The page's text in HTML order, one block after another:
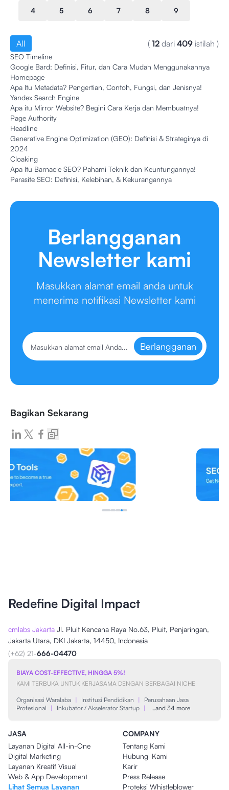
4 5 6 7 8 9
All ( 12 dari 409 istilah )
SEO Timeline
Google Bard: Definisi, Fitur, dan Cara Mudah Menggunakannya
Homepage
Apa Itu Metadata? Pengertian, Contoh, Fungsi, dan Jenisnya!
Yandex Search Engine
Apa itu Mirror Website? Begini Cara Kerja dan Membuatnya!
Page Authority
Headline
Generative Engine Optimization (GEO): Definisi & Strateginya di
2024
Cloaking
Apa Itu Barnacle SEO? Pahami Teknik dan Keuntungannya!
Parasite SEO: Definisi, Kelebihan, & Kekurangannya
Berlangganan
Newsletter kami
Masukkan alamat email anda untuk
menerima notifikasi Newsletter kami
Berlangganan
Bagikan Sekarang
Redefine Digital Impact
cmlabs Jakarta Jl. Pluit Kencana Raya No.63, Pluit, Penjaringan,
Jakarta Utara, DKI Jakarta, 14450, Indonesia
(+62) 21-666-04470
BIAYA COST-EFFECTIVE, HINGGA 5%!
KAMI TERBUKA UNTUK KERJASAMA DENGAN BERBAGAI NICHE
Organisasi Waralaba | Institusi Pendidikan |
Perusahaan Jasa
Profesional
| Inkubator / Akselerator Startup | …and 34 more
JASA
Layanan Digital All-in-One
Digital Marketing
Layanan Kreatif Visual
Web & App Development
Lihat Semua Layanan
COMPANY
Tentang Kami
Hubungi Kami
Karir
Press Release
Proteksi Whistleblower